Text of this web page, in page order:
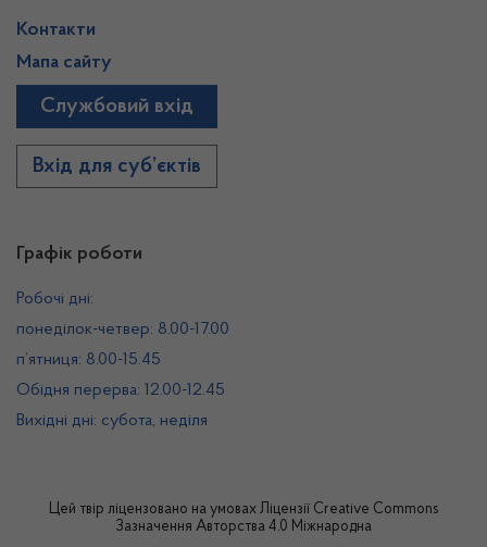
Графік роботи
Робочі дні:
понеділок-четвер: 8.00-17.00
п’ятниця: 8.00-15.45
Обідня перерва: 12.00-12.45
Вихідні дні: субота, неділя
Контакти
Мапа сайту
Службовий вхід
Вхід для суб’єктів
Цей твір ліцензовано на умовах Ліцензії Creative Commons
Зазначення Авторства 4.0 Міжнародна